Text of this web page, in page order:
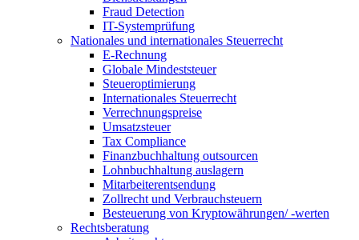
Fraud Detection
IT-Systemprüfung
Nationales und internationales Steuerrecht
E-Rechnung
Globale Mindeststeuer
Steueroptimierung
Internationales Steuerrecht
Verrechnungspreise
Umsatzsteuer
Tax Compliance
Finanzbuchhaltung outsourcen
Lohnbuchhaltung auslagern
Mitarbeiterentsendung
Zollrecht und Verbrauchsteuern
Besteuerung von Kryptowährungen/ -werten
Rechtsberatung